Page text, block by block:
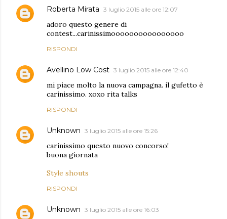
Roberta Mirata 3 luglio 2015 alle ore 12:07
adoro questo genere di
contest...carinissimoooooooooooooooo
RISPONDI
Avellino Low Cost 3 luglio 2015 alle ore 12:40
mi piace molto la nuova campagna. il gufetto è
carinissimo. xoxo rita talks
RISPONDI
Unknown 3 luglio 2015 alle ore 15:26
carinissimo questo nuovo concorso!
buona giornata
Style shouts
RISPONDI
Unknown 3 luglio 2015 alle ore 16:03